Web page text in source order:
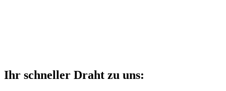
Ihr schneller Draht zu uns: